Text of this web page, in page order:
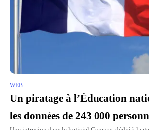
WEB
Un piratage à l’Éducation
les données de 243 000